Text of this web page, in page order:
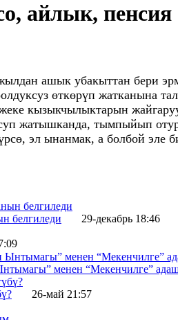
айлык, пенсия
ашык убакыттан бери
өткөрүп жатканына
кызыкчылыктарын
жатышканда, тымпыйып
эл ынанмак, а болбой
белгиледи 29-декабрь 18:46
менен “Мекенчилге”
26-май 21:57